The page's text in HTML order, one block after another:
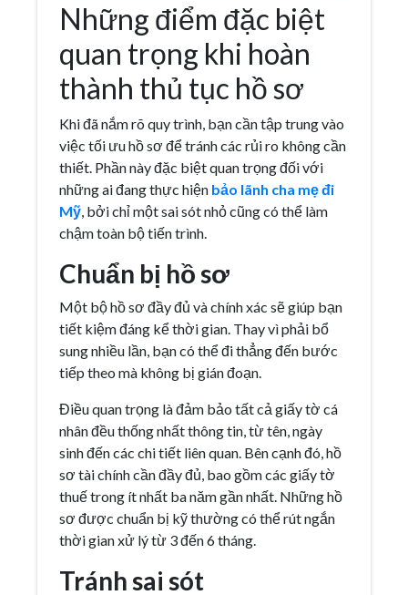
Những điểm đặc biệt
quan trọng khi hoàn
thành thủ tục hồ sơ
Khi đã nắm rõ quy trình, bạn cần tập trung vào
việc tối ưu hồ sơ để tránh các rủi ro không cần
thiết. Phần này đặc biệt quan trọng đối với
những ai đang thực hiện bảo lãnh cha mẹ đi
Mỹ, bởi chỉ một sai sót nhỏ cũng có thể làm
chậm toàn bộ tiến trình.
Chuẩn bị hồ sơ
Một bộ hồ sơ đầy đủ và chính xác sẽ giúp bạn
tiết kiệm đáng kể thời gian. Thay vì phải bổ
sung nhiều lần, bạn có thể đi thẳng đến bước
tiếp theo mà không bị gián đoạn.
Điều quan trọng là đảm bảo tất cả giấy tờ cá
nhân đều thống nhất thông tin, từ tên, ngày
sinh đến các chi tiết liên quan. Bên cạnh đó, hồ
sơ tài chính cần đầy đủ, bao gồm các giấy tờ
thuế trong ít nhất ba năm gần nhất. Những hồ
sơ được chuẩn bị kỹ thường có thể rút ngắn
thời gian xử lý từ 3 đến 6 tháng.
Tránh sai sót